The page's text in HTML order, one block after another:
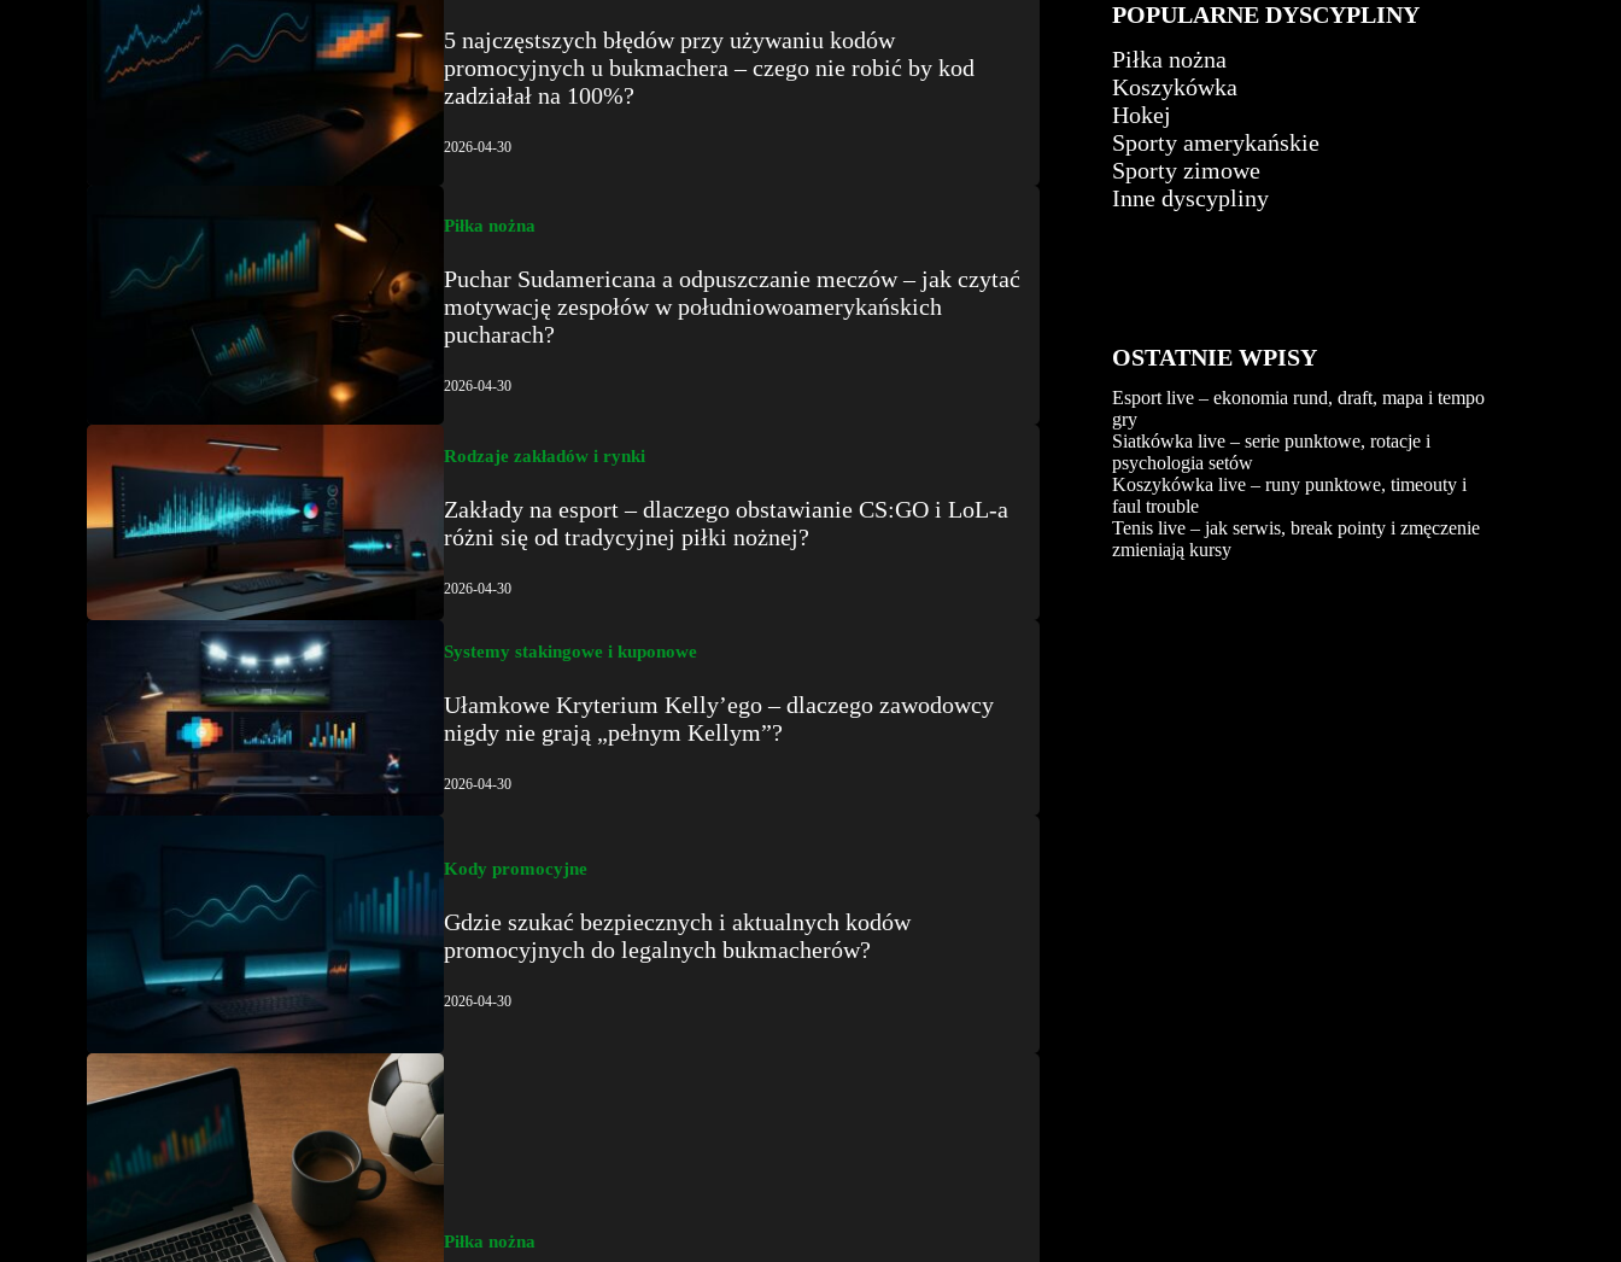
5 najczęstszych błędów przy używaniu kodów
promocyjnych u bukmachera – czego nie robić by kod
zadziałał na 100%?
2026-04-30
Piłka nożna
Puchar Sudamericana a odpuszczanie meczów – jak czytać
motywację zespołów w południowoamerykańskich
pucharach?
2026-04-30
Rodzaje zakładów i rynki
Zakłady na esport – dlaczego obstawianie CS:GO i LoL-a
różni się od tradycyjnej piłki nożnej?
2026-04-30
Systemy stakingowe i kuponowe
Ułamkowe Kryterium Kelly’ego – dlaczego zawodowcy
nigdy nie grają „pełnym Kellym”?
2026-04-30
Kody promocyjne
Gdzie szukać bezpiecznych i aktualnych kodów
promocyjnych do legalnych bukmacherów?
2026-04-30
Piłka nożna
POPULARNE DYSCYPLINY
Piłka nożna
Koszykówka
Hokej
Sporty amerykańskie
Sporty zimowe
Inne dyscypliny
OSTATNIE WPISY
Esport live – ekonomia rund, draft, mapa i tempo
gry
Siatkówka live – serie punktowe, rotacje i
psychologia setów
Koszykówka live – runy punktowe, timeouty i
faul trouble
Tenis live – jak serwis, break pointy i zmęczenie
zmieniają kursy